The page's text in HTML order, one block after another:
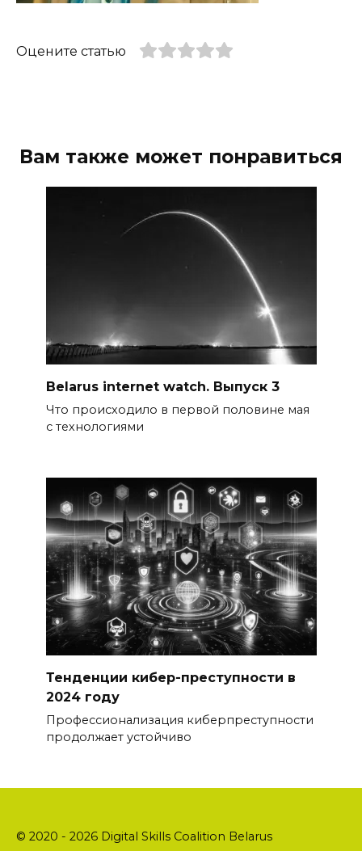
Оцените статью
Вам также может понравиться
Belarus internet watch. Выпуск 3
Что происходило в первой половине мая
с технологиями
Тенденции кибер-преступности в
2024 году
Профессионализация киберпреступности
продолжает устойчиво
© 2020 - 2026 Digital Skills Coalition Belarus